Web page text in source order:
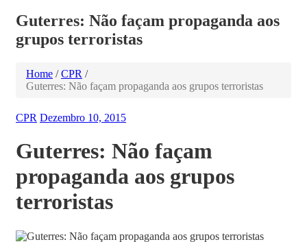
Guterres: Não façam propaganda aos
grupos terroristas
Home / CPR /
Guterres: Não façam propaganda aos grupos terroristas
CPR Dezembro 10, 2015
Guterres: Não façam
propaganda aos grupos
terroristas